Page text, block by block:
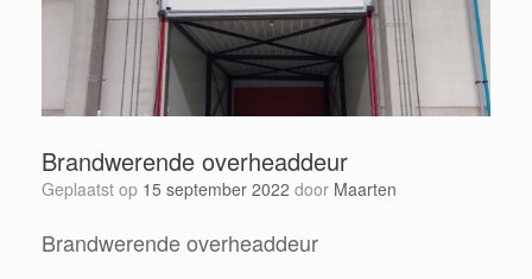
Brandwerende overheaddeur
Geplaatst op 15 september 2022 door Maarten
Brandwerende overheaddeur